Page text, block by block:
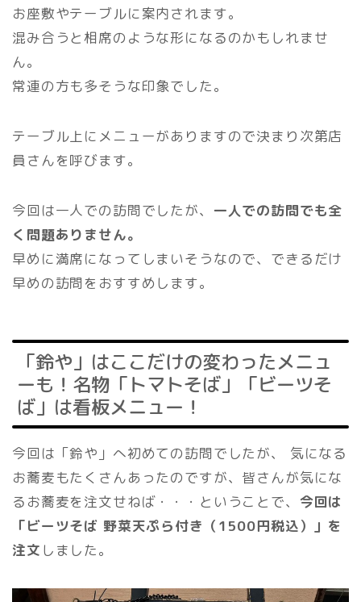
お座敷やテーブルに案内されます。
混み合うと相席のような形になるのかもしれませ
ん。
常連の方も多そうな印象でした。
テーブル上にメニューがありますので決まり次第店
員さんを呼びます。
今回は一人での訪問でしたが、 一人での訪問でも全
く問題ありません。
早めに満席になってしまいそうなので、できるだけ
早めの訪問をおすすめします。
「鈴や」はここだけの変わったメニュ
ーも！名物「トマトそば」「ビーツそ
ば」は看板メニュー！
今回は「鈴や」へ初めての訪問でしたが、 気になる
お蕎麦もたくさんあったのですが、皆さんが気にな
るお蕎麦を注文せねば・・・ということで、 今回は
「ビーツそば 野菜天ぷら付き（1500円税込）」を
注文 しました。